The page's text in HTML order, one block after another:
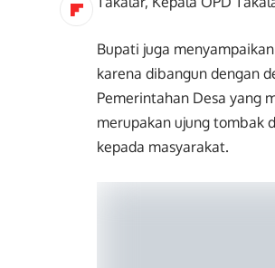
Bupati juga
karena dibangun dengan
Pemerintahan Desa yang
merupakan ujung tombak
kepada masyarakat.